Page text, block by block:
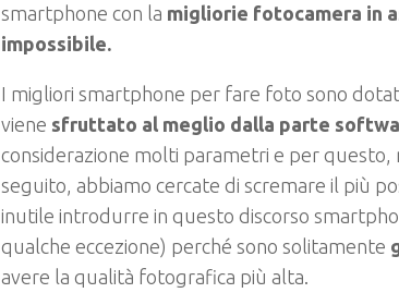
smartphone con la migliorie fotocamera in
impossibile.
I migliori smartphone per fare foto sono
viene sfruttato al meglio dalla parte
considerazione molti parametri e per questo,
seguito, abbiamo cercate di scremare il più
inutile introdurre in questo discorso
qualche eccezione) perché sono solitamente
avere la qualità fotografica più alta.